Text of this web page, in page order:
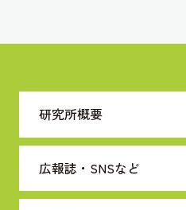
研究所概要
広報誌・SNSなど